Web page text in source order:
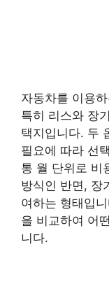
자동차를 이용
특히 리스와 장
택지입니다. 두
필요에 따라 선
통 월 단위로 비
방식인 반면, 장
여하는 형태입
을 비교하여 어
니다.